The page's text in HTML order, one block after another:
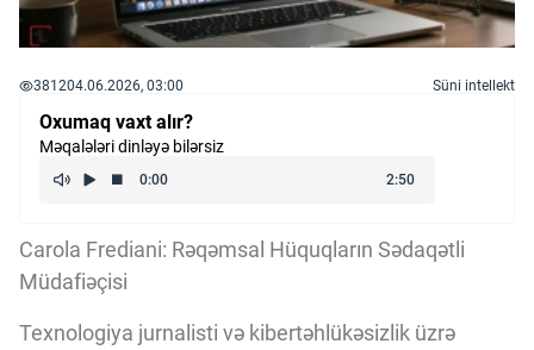
Robot və Cihazlar
Kriptovalyuta
ÇƏRƏZLƏR SİYASƏTİ
İSTIFADƏ ŞƏRTLƏRİ
381204.06.2026, 03:00 Süni intellekt
Oxumaq vaxt alır?
Məqalələri dinləyə bilərsiz
Carola Frediani: Rəqəmsal Hüquqların Sədaqətli
Müdafiəçisi
Texnologiya jurnalisti və kibertəhlükəsizlik üzrə